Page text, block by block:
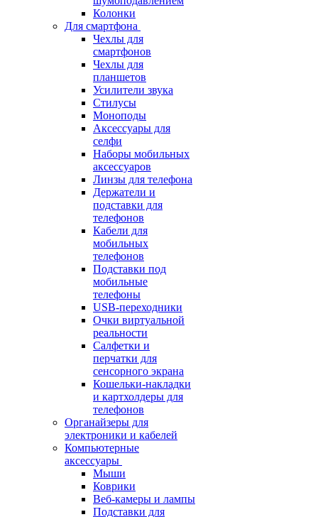
Колонки
Для смартфона
Чехлы для
смартфонов
Чехлы для
планшетов
Усилители звука
Стилусы
Моноподы
Аксессуары для
селфи
Наборы мобильных
аксессуаров
Линзы для телефона
Держатели и
подставки для
телефонов
Кабели для
мобильных
телефонов
Подставки под
мобильные
телефоны
USB-переходники
Очки виртуальной
реальности
Салфетки и
перчатки для
сенсорного экрана
Кошельки-накладки
и картхолдеры для
телефонов
Органайзеры для
электроники и кабелей
Компьютерные
аксессуары
Мыши
Коврики
Веб-камеры и лампы
Подставки для